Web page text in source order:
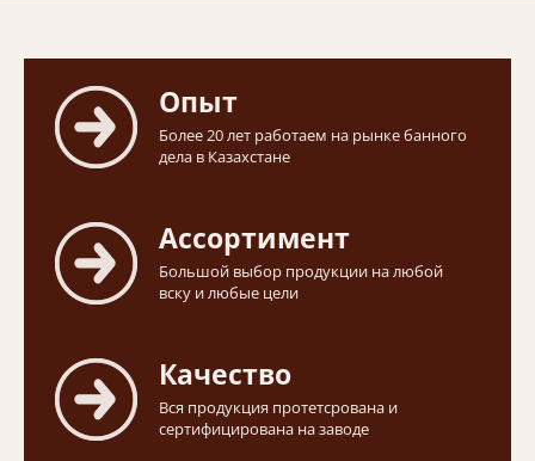
Опыт
Более 20 лет работаем на рынке банного
дела в Казахстане
Ассортимент
Большой выбор продукции на любой
вску и любые цели
Качество
Вся продукция протетсрована и
сертифицирована на заводе